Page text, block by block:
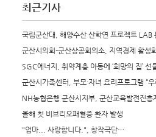
최근기사
국립군산대, 해양수산 산학연 프로젝트 LAB
군산시의회-군산상공회의소, 지역경제 활성
SGC에너지, 취약계층 아동에 ‘희망의 집’ 선
군산시가족센터, 부모·자녀 요리프로그램 “
NH농협은행 군산시지부, 군산교육발전진
올해 첫 비브리오패혈증 환자 발생
"엄마... 사랑합니다.", 창작극단…